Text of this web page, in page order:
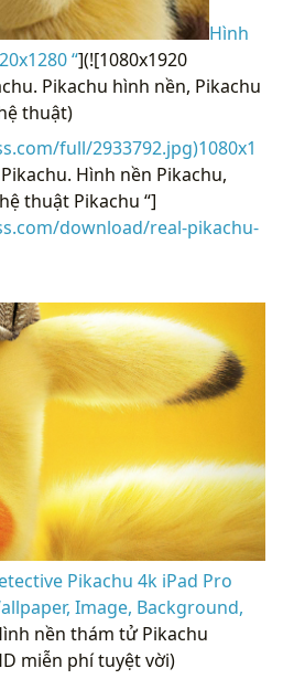
Hình
“](![1080x1920
Pikachu hình nền, Pikachu
thuật)
full/2933792.jpg)1080x1
Hình nền Pikachu,
thuật Pikachu “]
download/real-pikachu-
Pikachu 4k iPad Pro
Image, Background,
nền thám tử Pikachu
miễn phí tuyệt vời)